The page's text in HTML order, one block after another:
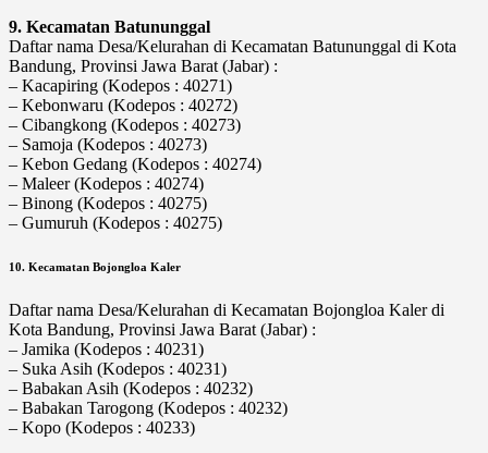
9. Kecamatan Batununggal
Daftar nama Desa/Kelurahan di Kecamatan Batununggal di Kota
Bandung, Provinsi Jawa Barat (Jabar) :
– Kacapiring (Kodepos : 40271)
– Kebonwaru (Kodepos : 40272)
– Cibangkong (Kodepos : 40273)
– Samoja (Kodepos : 40273)
– Kebon Gedang (Kodepos : 40274)
– Maleer (Kodepos : 40274)
– Binong (Kodepos : 40275)
– Gumuruh (Kodepos : 40275)
10. Kecamatan Bojongloa Kaler
Daftar nama Desa/Kelurahan di Kecamatan Bojongloa Kaler di
Kota Bandung, Provinsi Jawa Barat (Jabar) :
– Jamika (Kodepos : 40231)
– Suka Asih (Kodepos : 40231)
– Babakan Asih (Kodepos : 40232)
– Babakan Tarogong (Kodepos : 40232)
– Kopo (Kodepos : 40233)